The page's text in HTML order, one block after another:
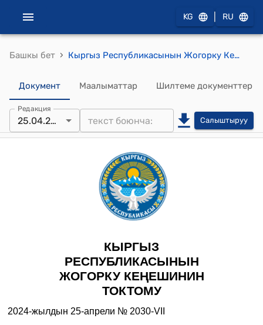
KG RU
Башкы бет › Кыргыз Республикасынын Жогорку Кеңешинин 2024-жылдын 25-апрелиндеги № 2030-VII ""Кыргыз Республикасынын Жогорку Кеңешинин депутатынын статусу жөнүндө" Кыргыз Республикасынын Мыйзамына өзгөртүү киргизүү тууралуу" Кыргыз Республикасынын Мыйзамынын долбоорун биринчи окууда кабыл алуу жөнүндө"" токтому
Документ Маалыматтар Шилтеме документтер
Редакция
25.04.2024 Салыштыруу